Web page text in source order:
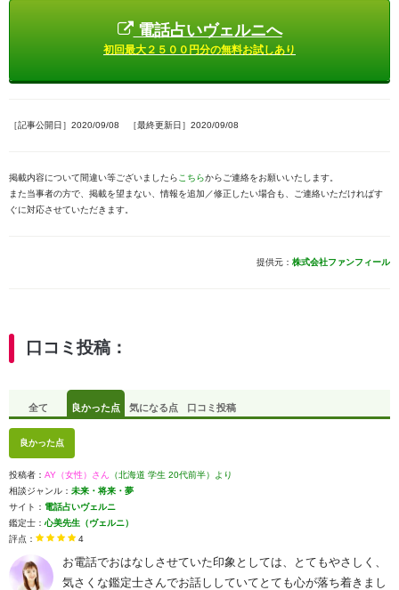
電話占いヴェルニへ
初回最大２５００円分の無料お試しあり
［記事公開日］2020/09/08 ［最終更新日］2020/09/08
掲載内容について間違い等ございましたら こちらからご連絡をお願いいたします。
また当事者の方で、掲載を望まない、情報を追加／修正したい場合も、ご連絡いただければす
ぐに対応させていただきます。
提供元： 株式会社ファンフィール
口コミ投稿：
全て 良かった点 気になる点 口コミ投稿
良かった点
投稿者： AY（女性）さん （北海道 学生 20代前半）より
相談ジャンル： 未来・将来・夢
サイト： 電話占いヴェルニ
鑑定士： 心美先生（ヴェルニ）
評点：
4
お電話でおはなしさせていた印象としては、とてもやさしく、
気さくな鑑定士さんでお話ししていてとても心が落ち着きまし